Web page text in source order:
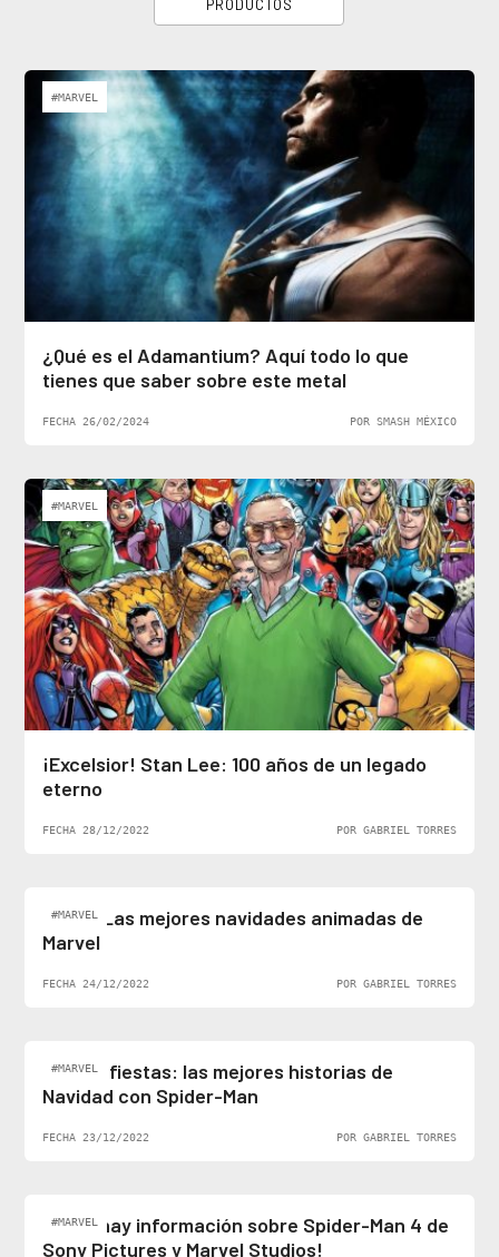
PRODUCTOS
#MARVEL
¿Qué es el Adamantium? Aquí todo lo que
tienes que saber sobre este metal
FECHA 26/02/2024 POR SMASH MÉXICO
#MARVEL
¡Excelsior! Stan Lee: 100 años de un legado
eterno
FECHA 28/12/2022 POR GABRIEL TORRES
#MARVEL
Top 5: Las mejores navidades animadas de
Marvel
FECHA 24/12/2022 POR GABRIEL TORRES
#MARVEL
Felices fiestas: las mejores historias de
Navidad con Spider-Man
FECHA 23/12/2022 POR GABRIEL TORRES
#MARVEL
¡Al fin hay información sobre Spider-Man 4 de
Sony Pictures y Marvel Studios!